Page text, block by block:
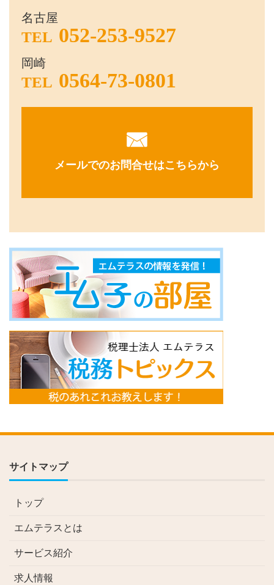
名古屋
TEL 052-253-9527
岡崎
TEL 0564-73-0801
メールでのお問合せはこちらから
サイトマップ
トップ
エムテラスとは
サービス紹介
求人情報